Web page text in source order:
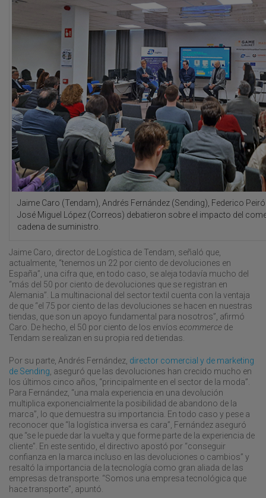
Jaime Caro (Tendam), Andrés Fernández (Sending), Federico
José Miguel López (Correos) debatieron sobre el impacto del
cadena de suministro.
Jaime Caro, director de Logística de Tendam, señaló que,
actualmente, “tenemos un 22 por ciento de devoluciones en
España”, una cifra que, en todo caso, se aleja todavía mucho del
“más del 50 por ciento de devoluciones que se registran en
Alemania”. La multinacional del sector textil cuenta con la ventaja
de que “el 75 por ciento de las devoluciones se hacen en nuestras
tiendas, que son un apoyo fundamental para nosotros”, afirmó
Caro. De hecho, el 50 por ciento de los envíos ecommerce de
Tendam se realizan en su propia red de tiendas.
Por su parte, Andrés Fernández, director comercial y de marketing
de Sending , aseguró que las devoluciones han crecido mucho en
los últimos cinco años, “principalmente en el sector de la moda”.
Para Fernández, “una mala experiencia en una devolución
multiplica exponencialmente la posibilidad de abandono de la
marca”, lo que demuestra su importancia. En todo caso y pese a
reconocer que “la logística inversa es cara”, Fernández aseguró
que “se le puede dar la vuelta y que forme parte de la experiencia de
cliente”. En este sentido, el directivo apostó por “conseguir
confianza en la marca incluso en las devoluciones o cambios” y
resaltó la importancia de la tecnología como gran aliada de las
empresas de transporte. “Somos una empresa tecnológica que
hace transporte”, apuntó.